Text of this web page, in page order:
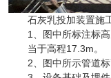
石灰乳投加装置施
1、图中所标注标高
当于高程17.3m。
2、图中所示管道标